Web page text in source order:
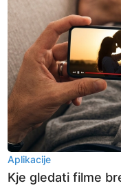
Aplikacije
Kje gledati filme